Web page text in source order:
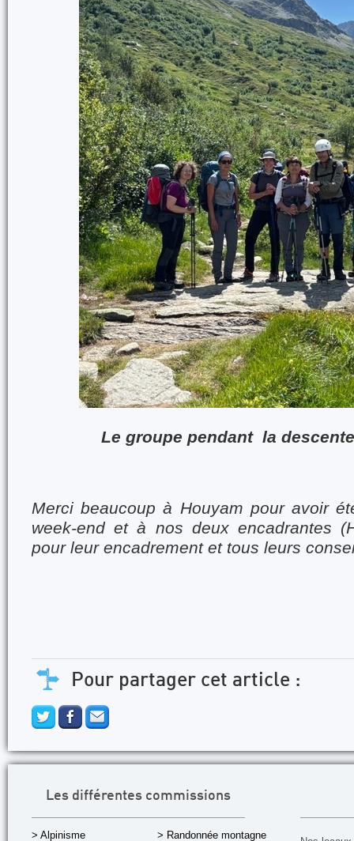
Le groupe pendant la
Merci beaucoup à Houyam pour avoir
week-end et à nos deux encadrantes
pour leur encadrement et tous leurs
Pour partager cet article :
Les différentes commissions
> Alpinisme
> Randonnée montagne